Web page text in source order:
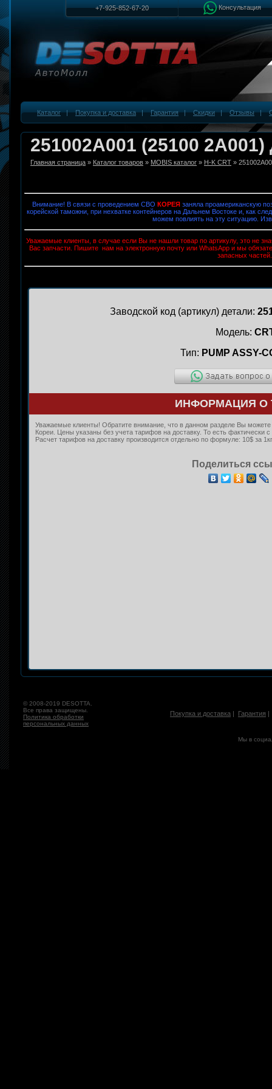
+7-925-852-67-20 Консультация
Каталог|Покупка и доставка|Гарантия|Скидки|Отзывы|
251002A001 (25100
Главная страница » Каталог товаров » MOBIS каталог » H-K CRT »
Внимание! В связи с проведением СВО КОРЕЯзаняла проамериканскую
корейской таможни, при нехватке контейнеров на Дальнем Востоке и, как
можем повлиять на эту ситуацию.
Уважаемые клиенты, в случае если Вы не нашли товар по артикулу, это не
Вас запчасти. Пишите нам на электронную почту или WhatsApp и мы
запасных частей.
Заводской код (артикул) детали:
Модель:
Тип: PUMP ASSY-
ИНФОРМАЦИЯ О
Уважаемые клиенты! Обратите внимание, что в данном разделе Вы можете
Кореи. Цены указаны без учета тарифов на доставку. То есть
Расчет тарифов на доставку производится отдельно по формуле: 10$ за
Поделиться
© 2008-2019 DESOTTA.
Все права защищены.
Политика обработки
персональных данных
Покупка и доставка | Гарантия
Мы в